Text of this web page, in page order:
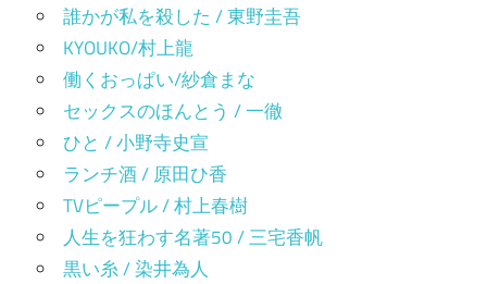
誰かが私を殺した / 東野圭吾
KYOUKO/村上龍
働くおっぱい/紗倉まな
セックスのほんとう / 一徹
ひと / 小野寺史宣
ランチ酒 / 原田ひ香
TVピープル / 村上春樹
人生を狂わす名著50 / 三宅香帆
黒い糸 / 染井為人